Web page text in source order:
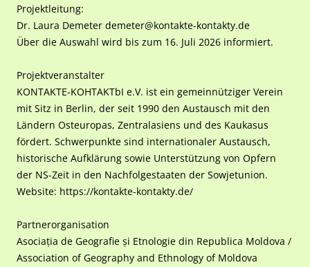
Projektleitung:
Dr. Laura Demeter demeter@kontakte-kontakty.de
Über die Auswahl wird bis zum 16. Juli 2026 informiert.
Projektveranstalter
KONTAKTE-KOНTAKTbI e.V. ist ein gemeinnütziger Verein
mit Sitz in Berlin, der seit 1990 den Austausch mit den
Ländern Osteuropas, Zentralasiens und des Kaukasus
fördert. Schwerpunkte sind internationaler Austausch,
historische Aufklärung sowie Unterstützung von Opfern
der NS-Zeit in den Nachfolgestaaten der Sowjetunion.
Website: https://kontakte-kontakty.de/
Partnerorganisation
Asociația de Geografie și Etnologie din Republica Moldova /
Association of Geography and Ethnology of Moldova